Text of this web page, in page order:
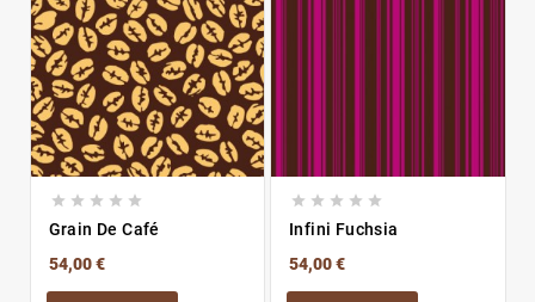
    
Grain De Café
54,00 €
    
Infini Fuchsia
54,00 €